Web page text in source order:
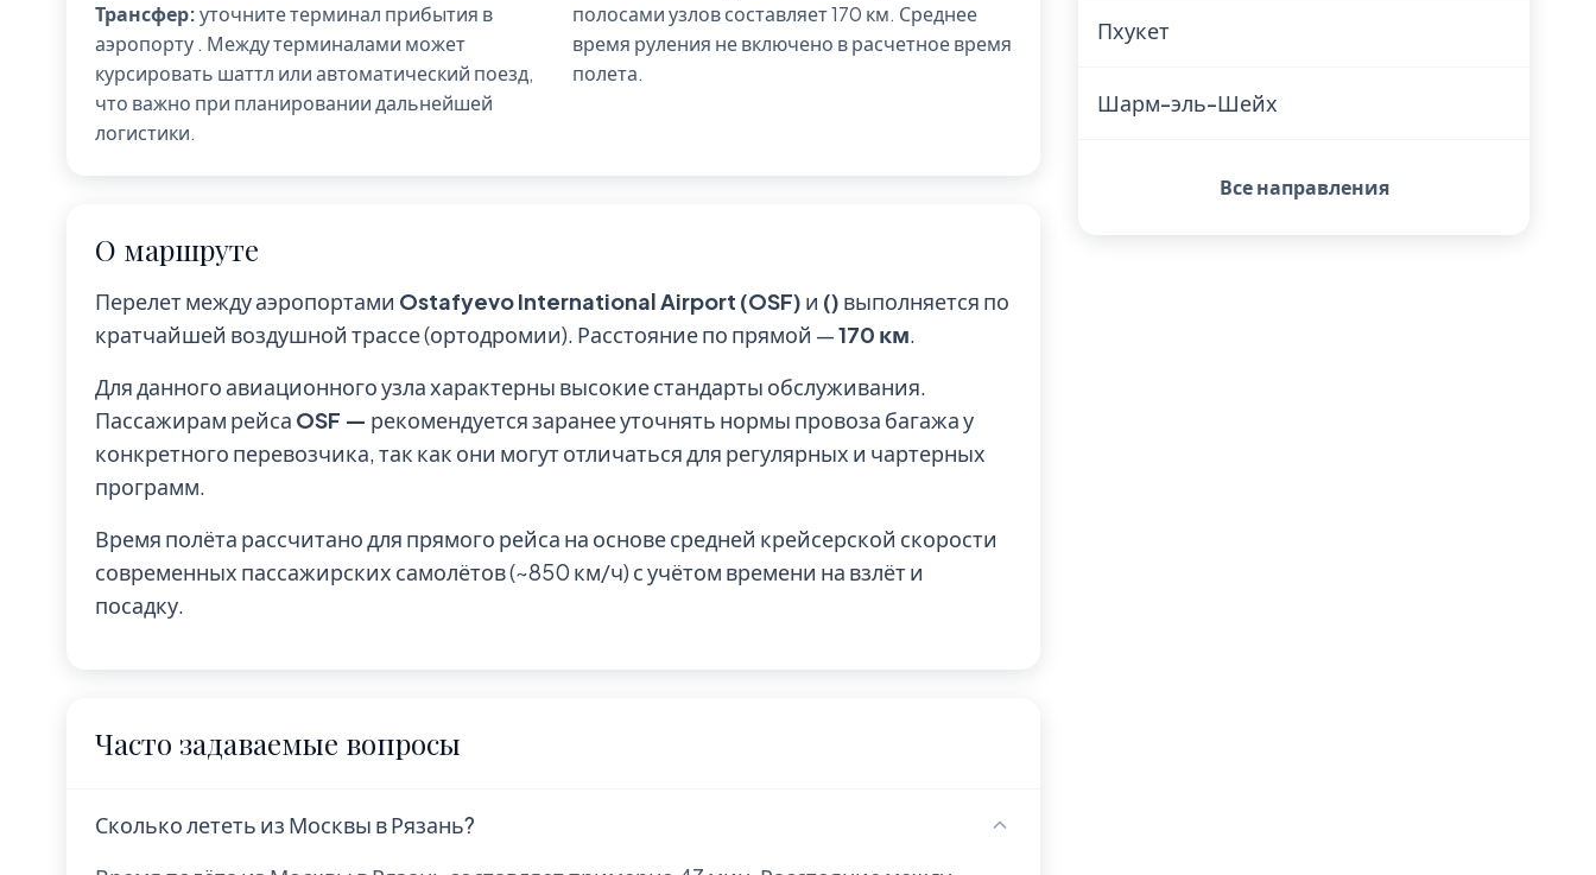
Трансфер:уточните терминал прибытия в
аэропорту . Между терминалами может
курсировать шаттл или автоматический поезд,
что важно при планировании дальнейшей
логистики.
полосами узлов составляет 170 км. Среднее
время руления не включено в расчетное время
полета.
О маршруте
Перелет между аэропортами Ostafyevo International Airport (OSF) и () выполняется по
кратчайшей воздушной трассе (ортодромии). Расстояние по прямой —170 км.
Для данного авиационного узла характерны высокие стандарты обслуживания.
Пассажирам рейса OSF — рекомендуется заранее уточнять нормы провоза багажа у
конкретного перевозчика, так как они могут отличаться для регулярных и чартерных
программ.
Время полёта рассчитано для прямого рейса на основе средней крейсерской скорости
современных пассажирских самолётов (~850 км/ч) с учётом времени на взлёт и
посадку.
Часто задаваемые вопросы
Сколько лететь из Москвы в Рязань?
Пхукет
Шарм-эль-Шейх
Все направления